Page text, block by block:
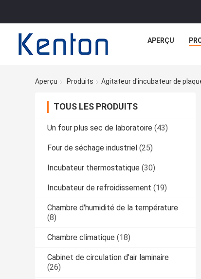
APERÇU
Aperçu Produits Agitateur d'incubateur de
TOUS LES PRODUITS
Un four plus sec de laboratoire (43)
Four de séchage industriel (25)
Incubateur thermostatique (30)
Incubateur de refroidissement (19)
Chambre d'humidité de la température
(8)
Chambre climatique (18)
Cabinet de circulation d'air laminaire
(26)